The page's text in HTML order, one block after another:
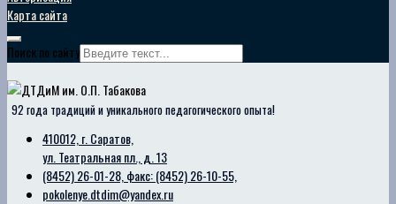
Карта сайта
Поиск по сайту
92 года традиций и уникального педагогического опыта!
410012, г. Саратов,
ул. Театральная пл., д. 13
(8452) 26-01-28, факс: (8452) 26-10-55,
pokolenye.dtdim@yandex.ru